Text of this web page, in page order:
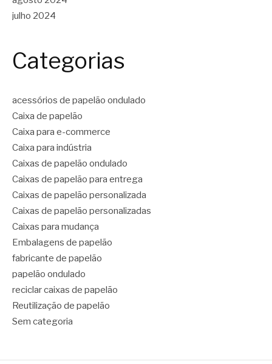
julho 2024
Categorias
acessórios de papelão ondulado
Caixa de papelão
Caixa para e-commerce
Caixa para indústria
Caixas de papelão ondulado
Caixas de papelão para entrega
Caixas de papelão personalizada
Caixas de papelão personalizadas
Caixas para mudança
Embalagens de papelão
fabricante de papelão
papelão ondulado
reciclar caixas de papelão
Reutilização de papelão
Sem categoria